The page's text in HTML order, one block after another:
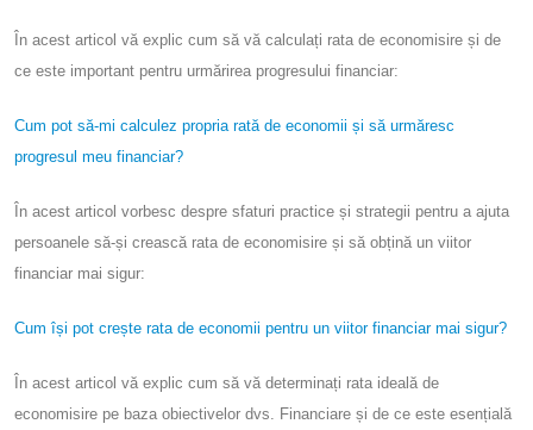
În acest articol vă explic cum să vă calculați rata de economisire și de
ce este important pentru urmărirea progresului financiar:
Cum pot să-mi calculez propria rată de economii și să urmăresc
progresul meu financiar?
În acest articol vorbesc despre sfaturi practice și strategii pentru a ajuta
persoanele să-și crească rata de economisire și să obțină un viitor
financiar mai sigur:
Cum își pot crește rata de economii pentru un viitor financiar mai sigur?
În acest articol vă explic cum să vă determinați rata ideală de
economisire pe baza obiectivelor dvs. Financiare și de ce este esențială